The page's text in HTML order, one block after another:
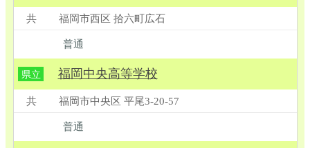
共 福岡市西区 拾六町広石
普通
県立 福岡中央高等学校
共 福岡市中央区 平尾3-20-57
普通